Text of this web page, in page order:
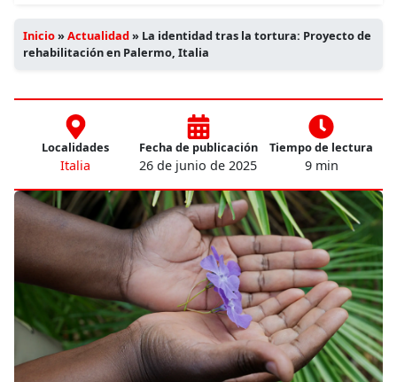
Inicio»Actualidad» La identidad tras la tortura: Proyecto de
rehabilitación en Palermo, Italia
Localidades
Italia
Fecha de publicación
26 de junio de 2025
Tiempo de lectura
9 min